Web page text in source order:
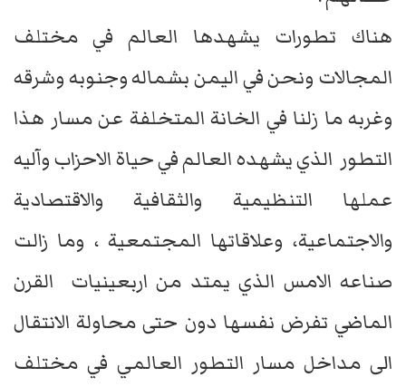
هناك تطورات يشهدها العالم في مختلف
المجالات ونحن في اليمن بشماله وجنوبه وشرقه
وغربه ما زلنا في الخانة المتخلفة عن مسار هذا
التطور الذي يشهده العالم في حياة الاحزاب وآليه
عملها التنظيمية والثقافية والاقتصادية
والاجتماعية، وعلاقاتها المجتمعية ، وما زالت
صناعه الامس الذي يمتد من اربعينيات القرن
الماضي تفرض نفسها دون حتى محاولة الانتقال
الى مداخل مسار التطور العالمي في مختلف